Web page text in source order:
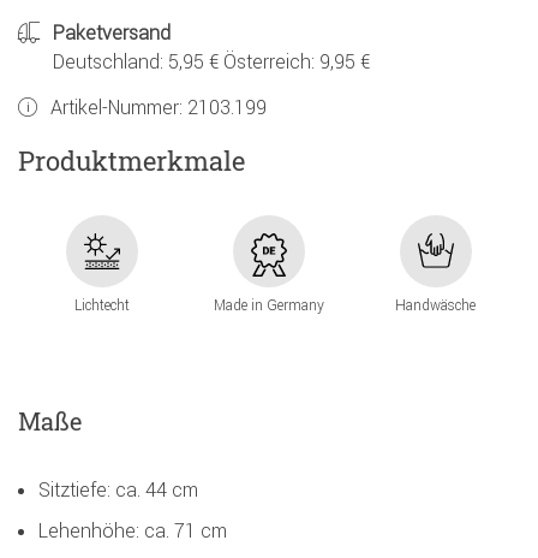
Paketversand
Deutschland: 5,95 € Österreich: 9,95 €
Artikel-Nummer: 2103.199
Produktmerkmale
Lichtecht Made in Germany Handwäsche
Maße
Sitztiefe: ca. 44 cm
Lehenhöhe: ca. 71 cm